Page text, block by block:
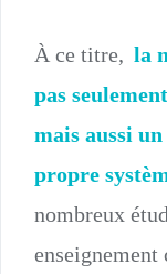
À ce titre, la
pas
mais aussi
propre
nombreux